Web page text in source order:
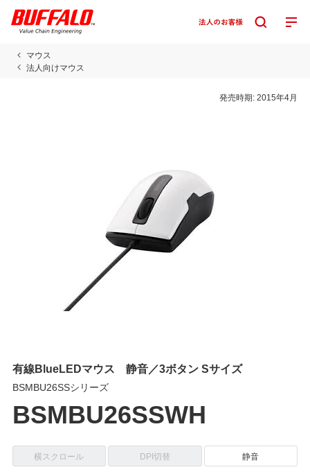
マウス
法人向けマウス
発売時期:2015年4月
有線BlueLEDマウス 静音／3ボタン Sサイズ
BSMBU26SSシリーズ
BSMBU26SSWH
横スクロール DPI切替 静音